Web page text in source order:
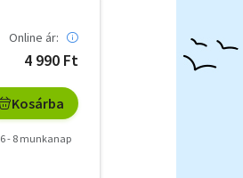
Online ár:
4 990 Ft
Kosárba
6 - 8 munkanap